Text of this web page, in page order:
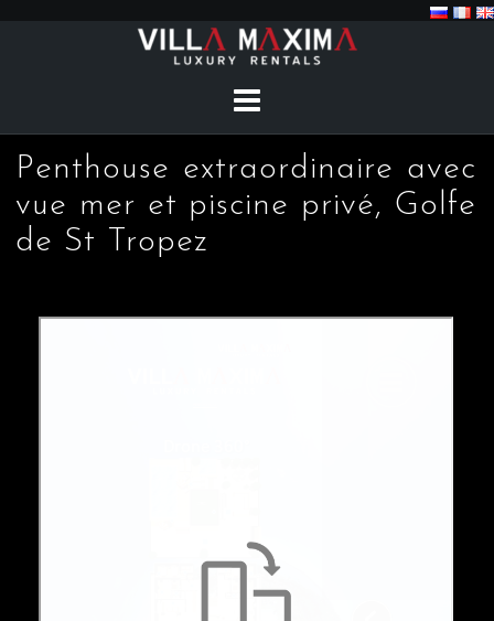
Penthouse extraordinaire avec
vue mer et piscine privé, Golfe
de St Tropez